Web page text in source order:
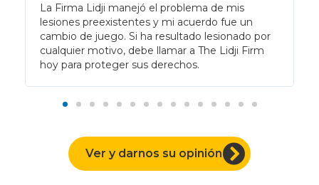
La Firma Lidji manejó el problema de mis
lesiones preexistentes y mi acuerdo fue un
cambio de juego. Si ha resultado lesionado por
cualquier motivo, debe llamar a The Lidji Firm
hoy para proteger sus derechos.
Ver y darnos su opinión